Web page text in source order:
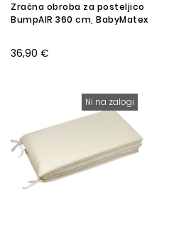
Zračna obroba za posteljico
BumpAIR 360 cm, BabyMatex
36,90 €
Ni na zalogi